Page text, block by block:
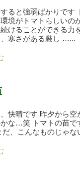
ると強弱ばかりです
境がトマトらしいの
けることができる力
寒さがある厳し …...
快晴です 昨夕から空
な…笑 トマトの苗
だ、こんなものじゃ